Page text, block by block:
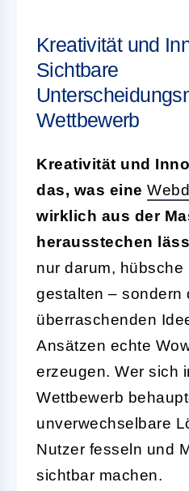
Kreativität und
Sichtbare
Wettbewerb
Kreativität und
das, was eine
wirklich aus der
herausstechen
nur darum, hübsche
gestalten – sondern
überraschenden
Ansätzen echte
erzeugen. Wer sich
Wettbewerb
unverwechselbare
Nutzer fesseln und
sichtbar machen.